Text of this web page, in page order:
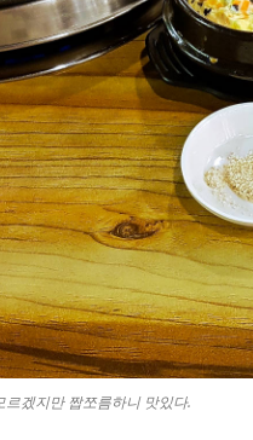
겠지만 짭쪼름하니 맛있다.